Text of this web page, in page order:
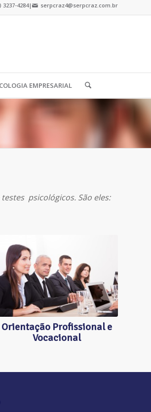
3237-4284| serpcraz4@serpcraz.com.br
EMPRESARIAL
psicológicos. São eles:
ORIENTAÇÃO
PROFISSIONAL E
VOCACIONAL
Orientação Profissional e
Vocacional